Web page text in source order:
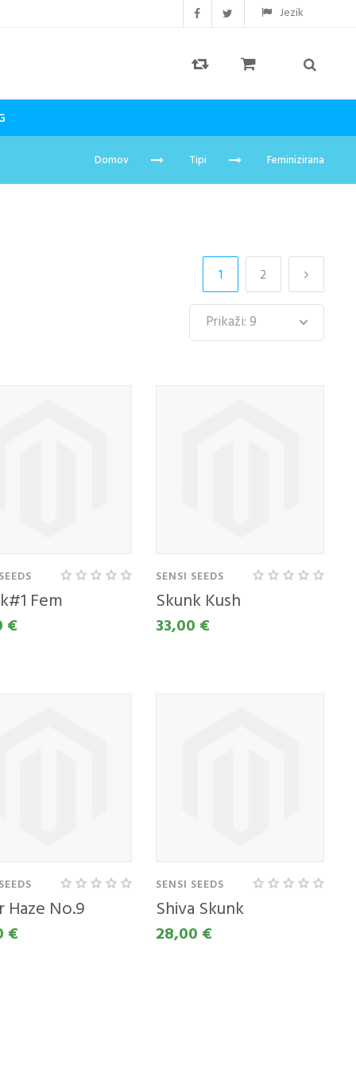
Jezik
Domov Tipi Feminizirana
1 2
Fem
€
SENSI SEEDS
Skunk Kush
33,00 €
Haze No.9
€
SENSI SEEDS
Shiva Skunk
28,00 €